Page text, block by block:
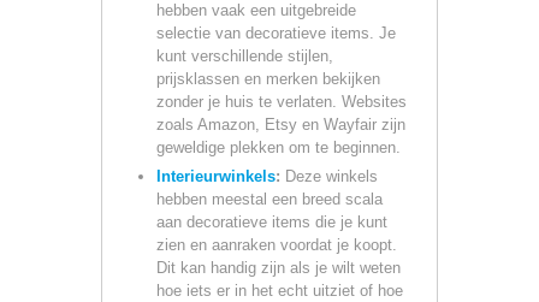
hebben vaak een uitgebreide
selectie van decoratieve items. Je
kunt verschillende stijlen,
prijsklassen en merken bekijken
zonder je huis te verlaten. Websites
zoals Amazon, Etsy en Wayfair zijn
geweldige plekken om te beginnen.
Interieurwinkels: Deze winkels
hebben meestal een breed scala
aan decoratieve items die je kunt
zien en aanraken voordat je koopt.
Dit kan handig zijn als je wilt weten
hoe iets er in het echt uitziet of hoe